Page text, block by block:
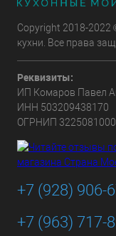
Copyright 2018-2022
кухни. Все права
Реквизиты:
ИП Комаров Павел
ИНН 503209438170
ОГРНИП
+7 (928) 906-
+7 (963) 717-